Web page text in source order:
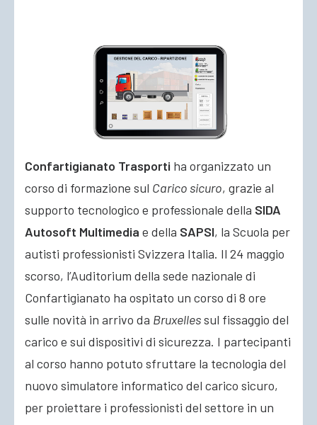
Confartigianato Trasporti ha organizzato un
corso di formazione sul Carico sicuro, grazie al
supporto tecnologico e professionale della SIDA
Autosoft Multimedia e della SAPSI, la Scuola per
autisti professionisti Svizzera Italia. Il 24 maggio
scorso, l’Auditorium della sede nazionale di
Confartigianato ha ospitato un corso di 8 ore
sulle novità in arrivo da Bruxellessul fissaggio del
carico e sui dispositivi di sicurezza. I partecipanti
al corso hanno potuto sfruttare la tecnologia del
nuovo simulatore informatico del carico sicuro,
per proiettare i professionisti del settore in un